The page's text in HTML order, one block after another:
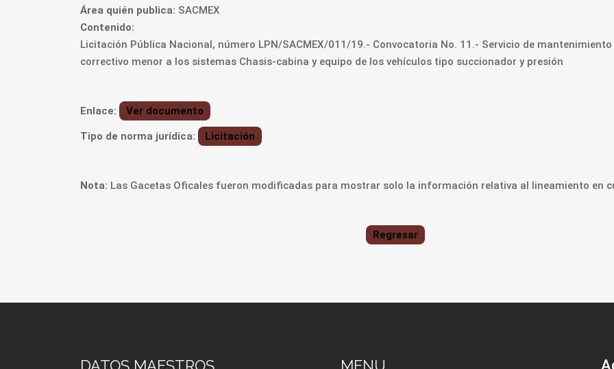
Área quién publica: SACMEX
Contenido:
Licitación Pública Nacional, número LPN/SACMEX/011/19.- Convocatoria No. 11.- Servicio de mantenimiento
correctivo menor a los sistemas Chasis-cabina y equipo de los vehículos tipo succionador y presión
Enlace: Ver documento
Tipo de norma jurídica: Licitación
Nota: Las Gacetas Oficales fueron modificadas para mostrar solo la información relativa al lineamiento en
Regresar